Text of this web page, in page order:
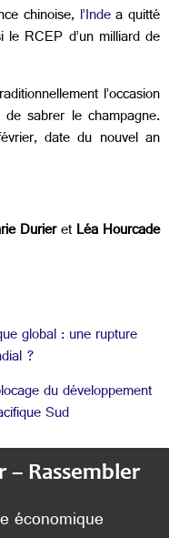
chinoise, l’Indea quitté
RCEP d’un milliard de
l’occasion
sabrer le champagne.
date du nouvel an
DurieretLéa Hourcade
global : une rupture
?
du développement
Sud
Rassembler
économique